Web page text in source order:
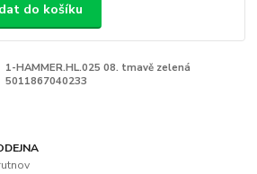
do košíku
1-HAMMER.HL.025 08. tmavě zelená
5011867040233